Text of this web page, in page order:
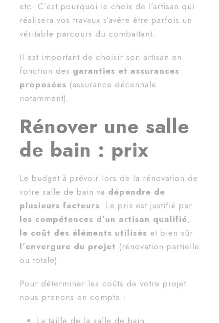
etc. C’est pourquoi le choix de l’artisan qui
réalisera vos travaux s’avère être parfois un
véritable parcours du combattant.
Il est important de choisir son artisan en
fonction des garanties et assurances
proposées (assurance décennale
notamment).
Rénover une salle
de bain : prix
Le budget à prévoir lors de la rénovation de
votre salle de bain va dépendre de
plusieurs facteurs. Le prix est justifié par
les compétences d’un artisan qualifié,
le coût des éléments utilisés et bien sûr
l’envergure du projet (rénovation partielle
ou totale).
Pour déterminer les coûts de votre projet
nous prenons en compte :
La taille de la salle de bain